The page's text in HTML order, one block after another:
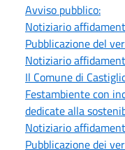
Avviso pubblico:
Notiziario
Pubblicazione del
Notiziario
Il Comune di
Festambiente con
dedicate alla
Notiziario
Pubblicazione dei